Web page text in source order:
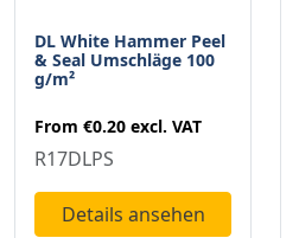
DL White Hammer Peel
& Seal Umschläge 100
g/m²
From €0.20 excl. VAT
R17DLPS
Details ansehen